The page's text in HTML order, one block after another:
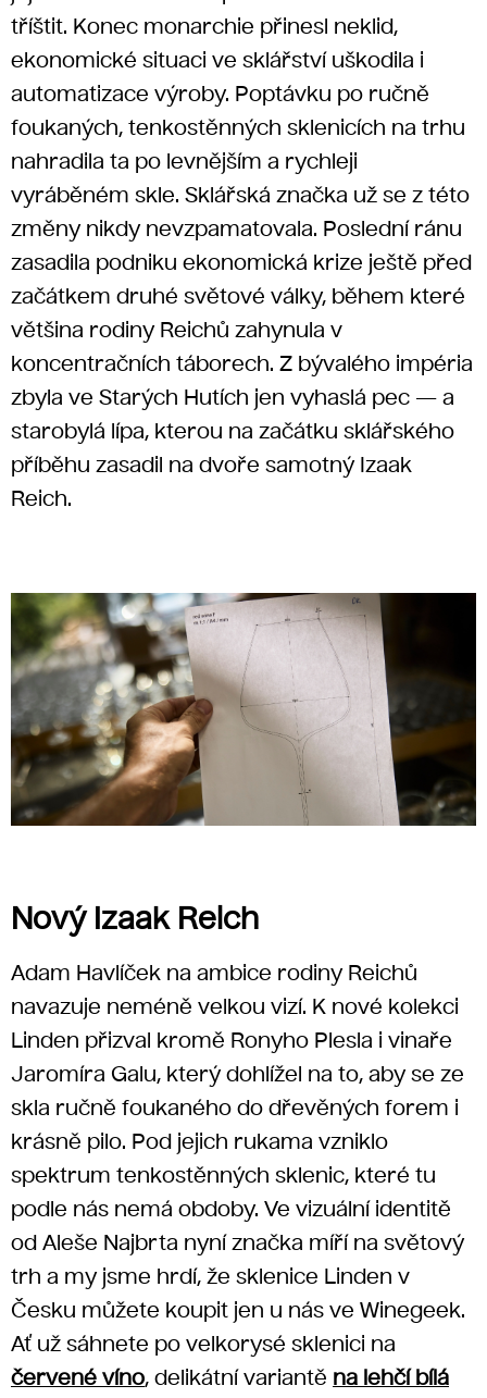
tříštit. Konec monarchie přinesl neklid,
ekonomické situaci ve sklářství uškodila i
automatizace výroby. Poptávku po ručně
foukaných, tenkostěnných sklenicích na trhu
nahradila ta po levnějším a rychleji
vyráběném skle. Sklářská značka už se z této
změny nikdy nevzpamatovala. Poslední ránu
zasadila podniku ekonomická krize ještě před
začátkem druhé světové války, během které
většina rodiny Reichů zahynula v
koncentračních táborech. Z bývalého impéria
zbyla ve Starých Hutích jen vyhaslá pec — a
starobylá lípa, kterou na začátku sklářského
příběhu zasadil na dvoře samotný Izaak
Reich.
Nový Izaak Reich
Adam Havlíček na ambice rodiny Reichů
navazuje neméně velkou vizí. K nové kolekci
Linden přizval kromě Ronyho Plesla i vinaře
Jaromíra Galu, který dohlížel na to, aby se ze
skla ručně foukaného do dřevěných forem i
krásně pilo. Pod jejich rukama vzniklo
spektrum tenkostěnných sklenic, které tu
podle nás nemá obdoby. Ve vizuální identitě
od Aleše Najbrta nyní značka míří na světový
trh a my jsme hrdí, že sklenice Linden v
Česku můžete koupit jen u nás ve Winegeek.
Ať už sáhnete po velkorysé sklenici na
červené víno, delikátní variantě na lehčí bílá